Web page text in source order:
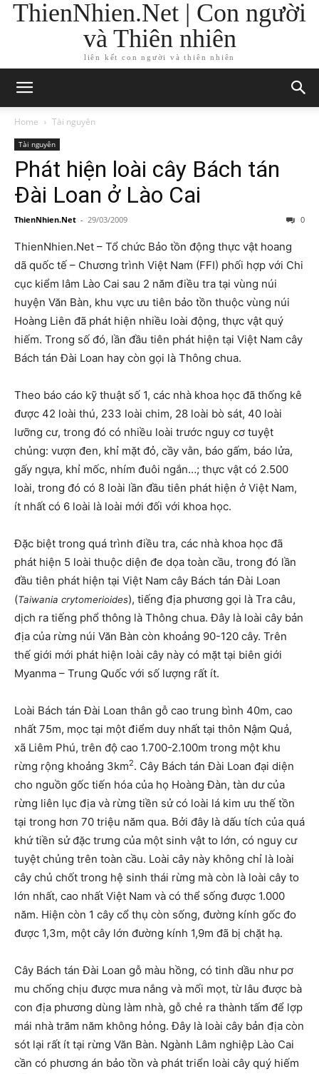
ThienNhien.Net | Con người
và Thiên nhiên
liên kết con người và thiên nhiên
Home Tài nguyên
Tài nguyên
Phát hiện loài cây Bách tán
Đài Loan ở Lào Cai
ThienNhien.Net - 29/03/2009 0
ThienNhien.Net – Tổ chức Bảo tồn động thực vật hoang
dã quốc tế – Chương trình Việt Nam (FFI) phối hợp với Chi
cục kiểm lâm Lào Cai sau 2 năm điều tra tại vùng núi
huyện Văn Bàn, khu vực ưu tiên bảo tồn thuộc vùng núi
Hoàng Liên đã phát hiện nhiều loài động, thực vật quý
hiếm. Trong số đó, lần đầu tiên phát hiện tại Việt Nam cây
Bách tán Đài Loan hay còn gọi là Thông chua.
Theo báo cáo kỹ thuật số 1, các nhà khoa học đã thống kê
được 42 loài thú, 233 loài chim, 28 loài bò sát, 40 loài
lưỡng cư, trong đó có nhiều loài trước nguy cơ tuyệt
chủng: vượn đen, khỉ mặt đỏ, cầy vằn, báo gấm, báo lửa,
gấy ngựa, khỉ mốc, nhím đuôi ngắn…; thực vật có 2.500
loài, trong đó có 8 loài lần đầu tiên phát hiện ở Việt Nam,
ít nhất có 6 loài là loài mới đối với khoa học.
Đặc biệt trong quá trình điều tra, các nhà khoa học đã
phát hiện 5 loài thuộc diện đe dọa toàn cầu, trong đó lần
đầu tiên phát hiện tại Việt Nam cây Bách tán Đài Loan
(Taiwania crytomerioides), tiếng địa phương gọi là Tra câu,
dịch ra tiếng phổ thông là Thông chua. Đây là loài cây bản
địa của rừng núi Văn Bàn còn khoảng 90-120 cây. Trên
thế giới mới phát hiện loài cây này có mặt tại biên giới
Myanma – Trung Quốc với số lượng rất ít.
Loài Bách tán Đài Loan thân gỗ cao trung bình 40m, cao
nhất 75m, mọc tại một điểm duy nhất tại thôn Nậm Quả,
xã Liêm Phú, trên độ cao 1.700-2.100m trong một khu
rừng rộng khoảng 3km2. Cây Bách tán Đài Loan đại diện
cho nguồn gốc tiến hóa của họ Hoàng Đàn, tàn dư của
rừng liên lục địa và rừng tiền sử có loài lá kim ưu thế tồn
tại trong hơn 70 triệu năm qua. Bởi đây là dấu tích của quá
khứ tiền sử đặc trưng của một sinh vật to lớn, có nguy cư
tuyệt chủng trên toàn cầu. Loài cây này không chỉ là loài
cây chủ chốt trong hệ sinh thái rừng mà còn là loài cây to
lớn nhất, cao nhất Việt Nam và có thể sống được 1.000
năm. Hiện còn 1 cây cổ thụ còn sống, đường kính gốc đo
được 1,3m, một cây lớn đường kính 1,9m đã bị chặt hạ.
Cây Bách tán Đài Loan gỗ màu hồng, có tinh dầu như pơ
mu chống chịu được mưa nắng và mối mọt, từ lâu được bà
con địa phương dùng làm nhà, gỗ chẻ ra thành tấm để lợp
mái nhà trăm năm không hỏng. Đây là loài cây bản địa còn
sót lại rất ít tại rừng Văn Bàn. Ngành Lâm nghiệp Lào Cai
cần có phương án bảo tồn và phát triển loài cây quý hiếm